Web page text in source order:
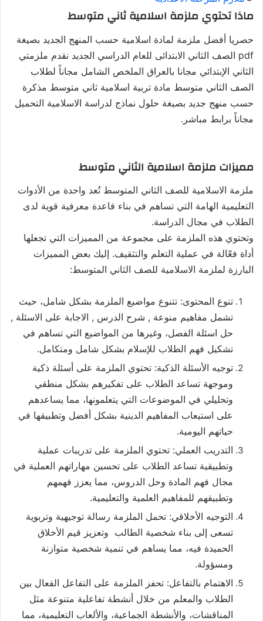
ماذا تحتوي ملزمة اسلامية ثاني متوسط
حصريا أفضل ملزمة لمادة اسلامية حسب المنهج الجديد بصيغة
pdf الصف الثاني الابتدائى للعام الدراسي الجديد نقدم ملزمتي
الثاني الإبتدائي مجانا بالعراق الملخص الشامل مجاناً لطلاب
الصف الثاني متوسط مادة تربية اسلامية ثاني متوسط مذكرة
حسب منهج جديد بصيغة حلول نماذج لدراسة الاسلامية التحميل
مجاناً برابط مباشر.
مميزات ملزمة اسلامية الثاني متوسط
ملزمة الاسلامية للصف الثاني المتوسط تُعد واحدة من الأدوات
التعليمية الهامة التي تساهم في بناء قاعدة معرفية قوية لدى
الطلاب في مجال الدراسة.
وتحتوي هذه الملزمة على مجموعة من المميزات التي تجعلها
أداة فعّالة في عملية التعلم والتثقيف. إليك بعض المميزات
البارزة لملزمة الاسلامية للصف الثاني المتوسط:
تنوع المحتوى: تتنوع مواضيع الملزمة بشكل شامل، حيث
تشمل مفاهيم منوعة , شرح الدرس , الاجابة على الاسئلة ,
حل اسئلة الفصل، وغيرها من المواضيع التي تساهم في
تشكيل فهم الطلاب للإسلام بشكل شامل ومتكامل.
توجيه الأسئلة الذكية: تحتوي الملزمة على أسئلة ذكية
وموجهة تساعد الطلاب على تفكيرهم بشكل منطقي
وتحليلي في الموضوعات التي يتعلمونها، مما يساعدهم
على استيعاب المفاهيم الدينية بشكل أفضل وتطبيقها في
حياتهم اليومية.
التدريب العملي: تحتوي الملزمة على تدريبات عملية
وتطبيقية تساعد الطلاب على تحسين مهاراتهم العملية في
مجال فهم المادة وحل الدروس، مما يعزز فهمهم
وتطبيقهم للمفاهيم العلمية والتعليمية.
التوجيه الأخلاقي: تحمل الملزمة رسالة توجيهية وتربوية
تسعى إلى بناء شخصية الطالب وتعزيز قيم الأخلاق
الحميدة فيه، مما يساهم في تنمية شخصية متوازنة
ومسؤولة.
الاهتمام بالتفاعل: تحفز الملزمة على التفاعل الفعال بين
الطلاب والمعلم من خلال أنشطة تفاعلية متنوعة مثل
المناقشات، والأنشطة الجماعية، والألعاب التعليمية، مما